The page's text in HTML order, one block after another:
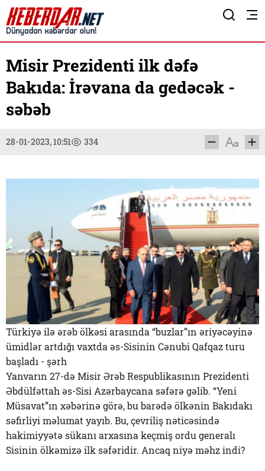
Misir Prezidenti ilk dəfə
Bakıda: İrəvana da gedəcək -
səbəb
28-01-2023, 10:51 334
Türkiyə ilə ərəb ölkəsi arasında “buzlar”ın əriyəcəyinə
ümidlər artdığı vaxtda əs-Sisinin Cənubi Qafqaz turu
başladı - şərh
Yanvarın 27-də Misir Ərəb Respublikasının Prezidenti
Əbdülfəttah əs-Sisi Azərbaycana səfərə gəlib. “Yeni
Müsavat”ın xəbərinə görə, bu barədə ölkənin Bakıdakı
səfirliyi məlumat yayıb. Bu, çevriliş nəticəsində
hakimiyyətə sükanı arxasına keçmiş ordu generalı
Sisinin ölkəmizə ilk səfəridir. Ancaq niyə məhz indi?